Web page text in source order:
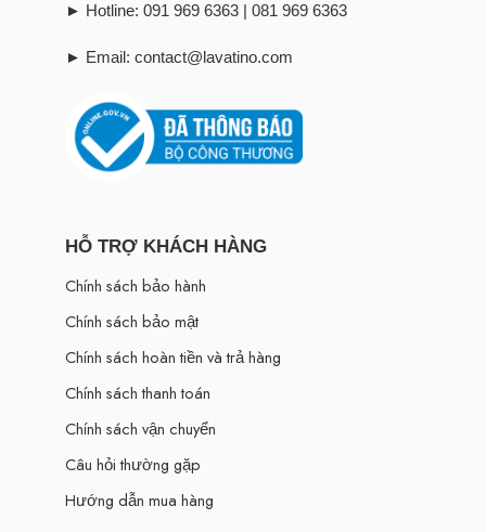
► Hotline: 091 969 6363 | 081 969 6363
► Email: contact@lavatino.com
HỖ TRỢ KHÁCH HÀNG
Chính sách bảo hành
Chính sách bảo mật
Chính sách hoàn tiền và trả hàng
Chính sách thanh toán
Chính sách vận chuyển
Câu hỏi thường gặp
Hướng dẫn mua hàng